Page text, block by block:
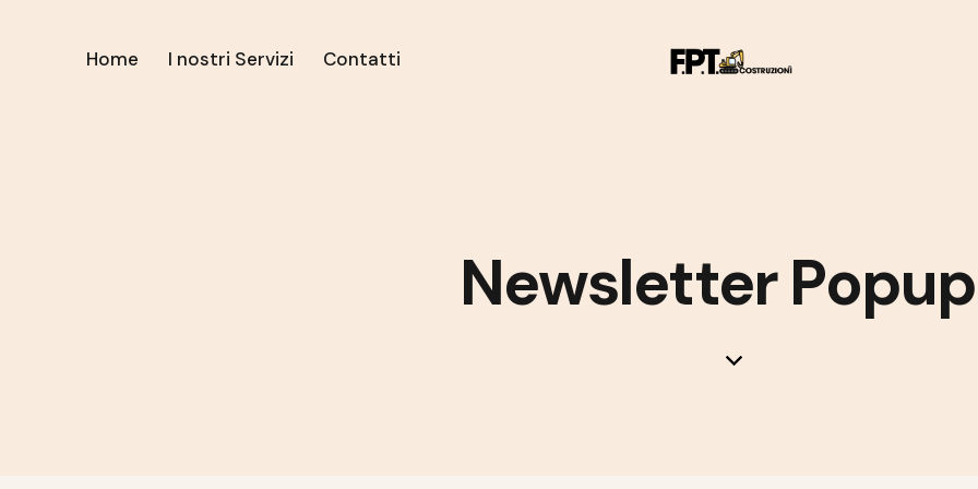
Home I nostri Servizi Contatti
Newsletter